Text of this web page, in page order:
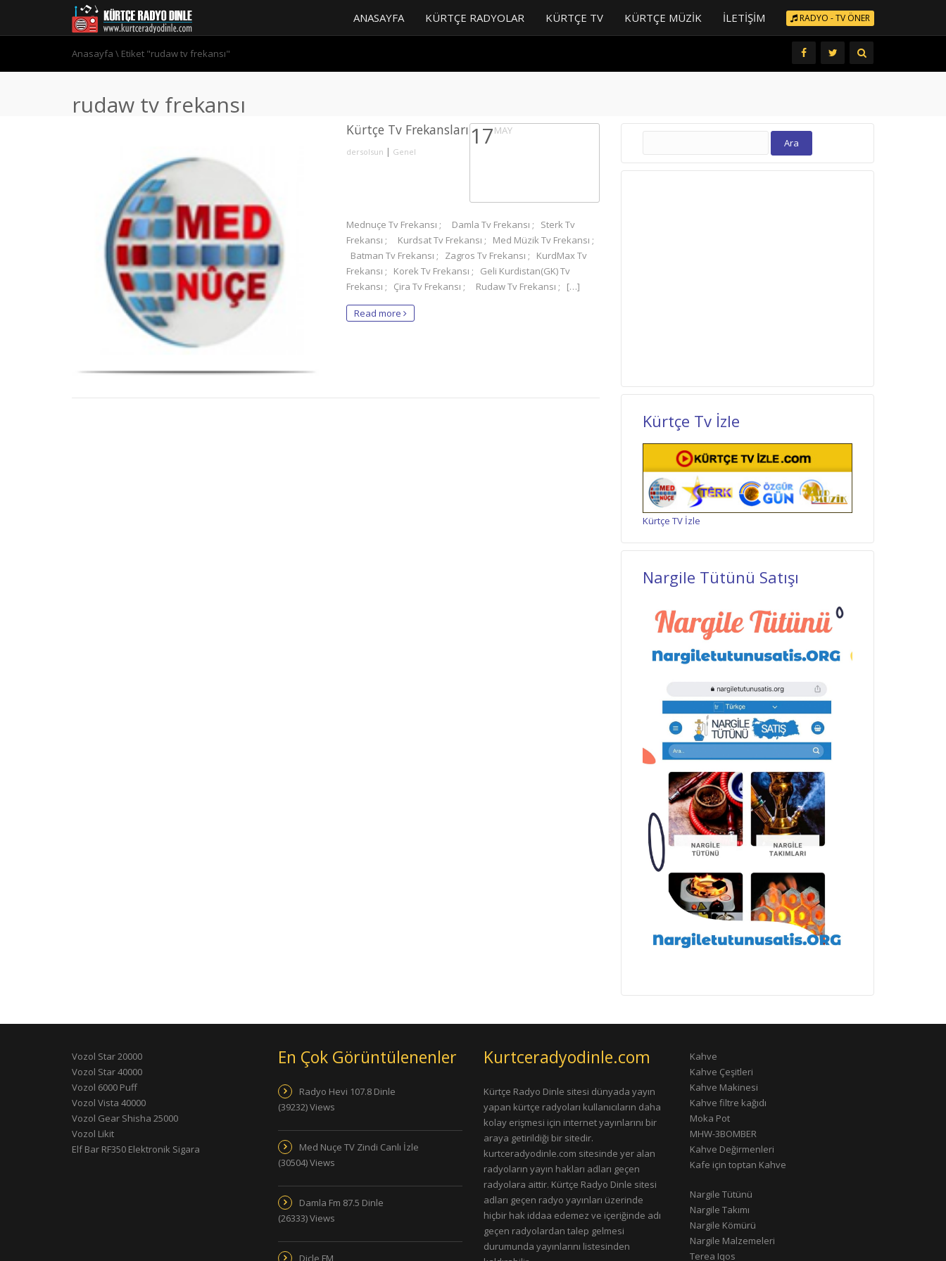
RADYO - TV ÖNER
ANASAYFA KÜRTÇE RADYOLAR KÜRTÇE TV KÜRTÇE MÜZIK İLETIŞIM
Anasayfa \ Etiket "rudaw tv frekansı"
rudaw tv frekansı
Kürtçe Tv Frekansları
dersolsun | Genel
17MAY
Mednuçe Tv Frekansı ; Damla Tv Frekansı ; Sterk Tv
Frekansı ; Kurdsat Tv Frekansı ; Med Müzik Tv Frekansı ;
Batman Tv Frekansı ; Zagros Tv Frekansı ; KurdMax Tv
Frekansı ; Korek Tv Frekansı ; Geli Kurdistan(GK) Tv
Frekansı ; Çira Tv Frekansı ; Rudaw Tv Frekansı ; […]
Read more
Arama:
Kürtçe Tv İzle
Kürtçe TV İzle
Nargile Tütünü Satışı
Vozol Star 20000
Vozol Star 40000
Vozol 6000 Puff
Vozol Vista 40000
Vozol Gear Shisha 25000
Vozol Likit
Elf Bar RF350 Elektronik Sigara
En Çok Görüntülenenler
Radyo Hevi 107.8 Dinle
(39232) Views
Med Nuçe TV Zindi Canlı İzle
(30504) Views
Damla Fm 87.5 Dinle
(26333) Views
Kurtceradyodinle.com
Kürtçe Radyo Dinle sitesi dünyada yayın
yapan kürtçe radyoları kullanıcıların daha
kolay erişmesi için internet yayınlarını bir
araya getirildiği bir sitedir.
kurtceradyodinle.com sitesinde yer alan
radyoların yayın hakları adları geçen
radyolara aittir. Kürtçe Radyo Dinle sitesi
adları geçen radyo yayınları üzerinde
hiçbir hak iddaa edemez ve içeriğinde adı
geçen radyolardan talep gelmesi
durumunda yayınlarını listesinden
Kahve
Kahve Çeşitleri
Kahve Makinesi
Kahve filtre kağıdı
Moka Pot
MHW-3BOMBER
Kahve Değirmenleri
Kafe için toptan Kahve
Nargile Tütünü
Nargile Takımı
Nargile Kömürü
Nargile Malzemeleri
Terea Iqos